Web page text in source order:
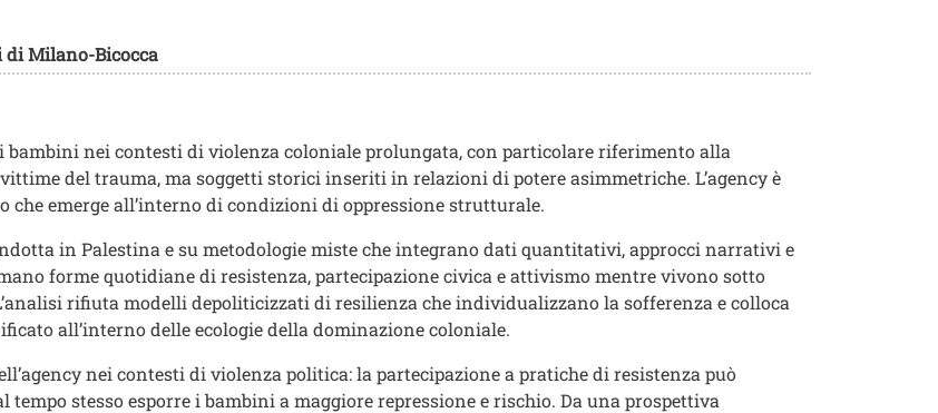
di Milano-Bicocca
bambini nei contesti di violenza coloniale prolungata, con particolare riferimento alla
del trauma, ma soggetti storici inseriti in relazioni di potere asimmetriche. L’agency è
che emerge all’interno di condizioni di oppressione strutturale.
in Palestina e su metodologie miste che integrano dati quantitativi, approcci narrativi e
forme quotidiane di resistenza, partecipazione civica e attivismo mentre vivono sotto
rifiuta modelli depoliticizzati di resilienza che individualizzano la sofferenza e colloca
all’interno delle ecologie della dominazione coloniale.
nei contesti di violenza politica: la partecipazione a pratiche di resistenza può
stesso esporre i bambini a maggiore repressione e rischio. Da una prospettiva